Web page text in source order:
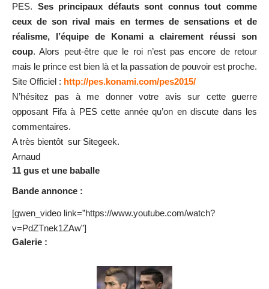
PES. Ses principaux défauts sont connus tout comme
ceux de son rival mais en termes de sensations et de
réalisme, l’équipe de Konami a clairement réussi son
coup. Alors peut-être que le roi n’est pas encore de retour
mais le prince est bien là et la passation de pouvoir est proche.
Site Officiel : http://pes.konami.com/pes2015/
N’hésitez pas à me donner votre avis sur cette guerre
opposant Fifa à PES cette année qu’on en discute dans les
commentaires.
A très bientôt sur Sitegeek.
Arnaud
11 gus et une baballe
Bande annonce :
[gwen_video link=”https://www.youtube.com/watch?
v=PdZTnek1ZAw”]
Galerie :